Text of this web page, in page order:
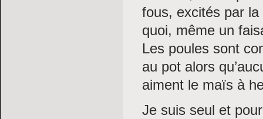
fous, excités par la
quoi, même un
Les poules sont
au pot alors
aiment le maïs à
Je suis seul et